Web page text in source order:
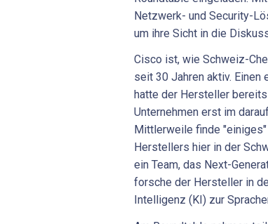
Netzwerk- und Security-
um ihre Sicht in die
Cisco ist, wie Schweiz-
seit 30 Jahren aktiv.
hatte der Hersteller
Unternehmen erst im
Mittlerweile finde
Herstellers hier in der
ein Team, das Next-
forsche der Hersteller in
Intelligenz (KI) zur